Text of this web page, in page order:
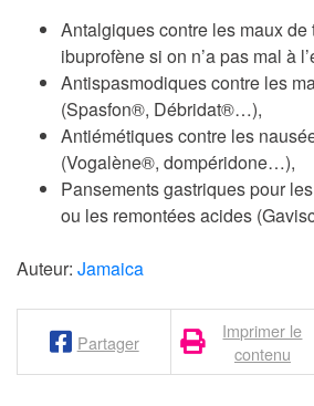
Antalgiques contre les maux de
ibuprofène si on n’a pas mal à
Antispasmodiques contre les
(Spasfon®, Débridat®…),
Antiémétiques contre les
(Vogalène®, dompéridone…),
Pansements gastriques pour
ou les remontées acides
Auteur: Jamaica
Partager
Imprimer le
contenu